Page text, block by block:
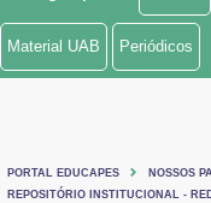
Ministério de Minas e Energia
Ministério do Turismo
Material UAB Periódicos
PORTAL EDUCAPES
NOSSOS
REPOSITÓRIO INSTITUCIONAL -